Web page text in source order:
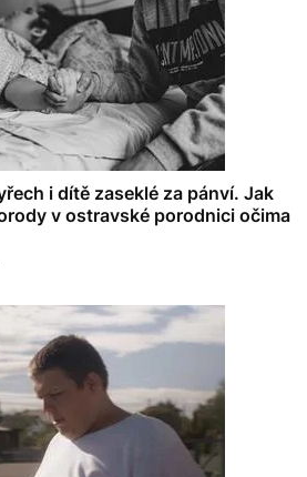
i dítě zaseklé za pánví. Jak
v ostravské porodnici očima